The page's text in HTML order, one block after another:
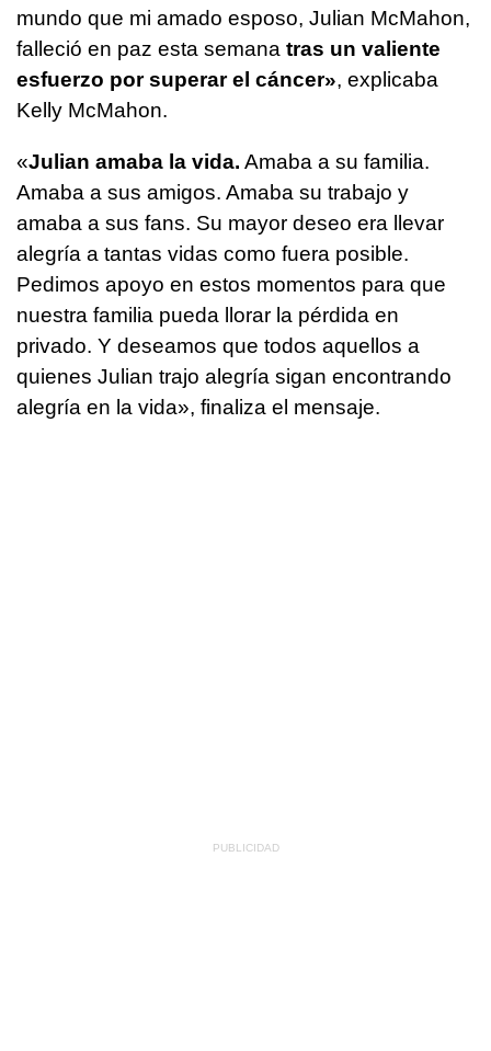
mundo que mi amado esposo, Julian McMahon,
falleció en paz esta semana tras un valiente
esfuerzo por superar el cáncer», explicaba
Kelly McMahon.
«Julian amaba la vida. Amaba a su familia.
Amaba a sus amigos. Amaba su trabajo y
amaba a sus fans. Su mayor deseo era llevar
alegría a tantas vidas como fuera posible.
Pedimos apoyo en estos momentos para que
nuestra familia pueda llorar la pérdida en
privado. Y deseamos que todos aquellos a
quienes Julian trajo alegría sigan encontrando
alegría en la vida», finaliza el mensaje.